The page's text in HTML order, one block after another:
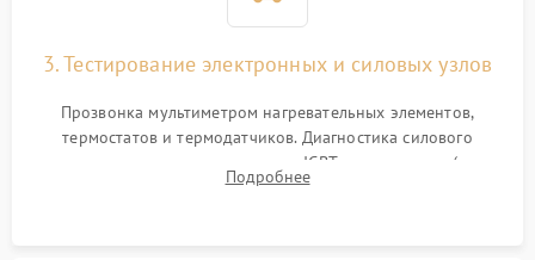
3. Тестирование электронных и силовых узлов
Прозвонка мультиметром нагревательных элементов,
термостатов и термодатчиков. Диагностика силового
модуля, реле, диодных мостов и IGBT-транзисторов (для
индукции). Проверка кранов и газ-контроля (для газовых
Подробнее